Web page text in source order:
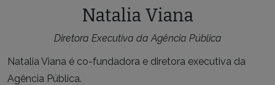
Natalia Viana
Diretora Executiva da Agência Pública
Natalia Viana é co-fundadora e diretora executiva da
Agência Pública.